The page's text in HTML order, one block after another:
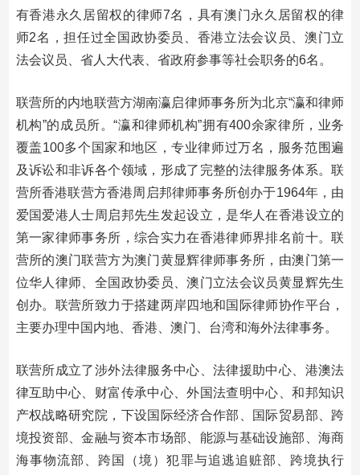
有香港永久居留权的律师7名，具有澳门永久居留权的律
师2名，担任过全国政协委员、香港立法会议员、澳门立
法会议员、省人大代表、省政府参事等社会职务的6名。
联营所的内地联营方湖南瀛启律师事务所为北京“瀛和律师
机构”的成员所。“瀛和律师机构”拥有400余家律所，业务
覆盖100多个国家和地区，专业律师过万名，服务范围遍
及诉讼和非诉各个领域，形成了完整的法律服务体系。联
营所香港联营方香港周启邦律师事务所创办于1964年，由
爱国爱港人士周启邦先生发起设立，是华人在香港设立的
第一家律师事务所，综合实力在香港律师界排名前十。联
营所的澳门联营方为澳门黄显辉律师事务所，由澳门第一
位华人律师、全国政协委员、澳门立法会议员黄显辉先生
创办。联营所致力于搭建两岸四地和国际律师协作平台，
主要办理中国内地、香港、澳门、台湾和海外法律事务。
联营所成立了涉外法律服务中心、法律援助中心、港澳法
律互助中心、财富传承中心、外国法查明中心、和邦知识
产权战略研究院，下设国际经济合作部、国际贸易部、跨
境投资部、金融与资本市场部、能源与基础设施部、海商
海事物流部、跨国（境）犯罪与追逃追赃部、跨境执行